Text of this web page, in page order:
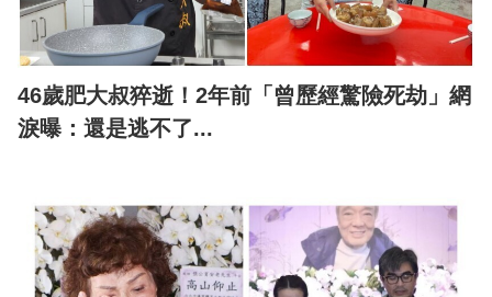
46歲肥大叔猝逝！2年前「曾歷經驚險死劫」網
淚曝：還是逃不了...